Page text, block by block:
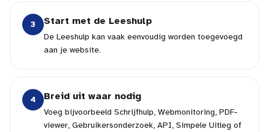
3 Start met de Leeshulp
De Leeshulp kan vaak eenvoudig worden toegevoegd
aan je website.
4 Breid uit waar nodig
Voeg bijvoorbeeld Schrijfhulp, Webmonitoring, PDF-
viewer, Gebruikersonderzoek, API, Simpele Uitleg of